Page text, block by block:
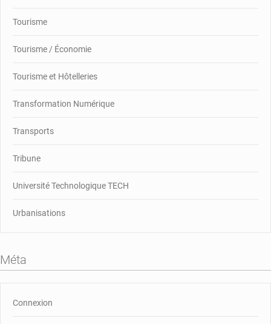
Tourisme
Tourisme / Économie
Tourisme et Hôtelleries
Transformation Numérique
Transports
Tribune
Université Technologique TECH
Urbanisations
Méta
Connexion